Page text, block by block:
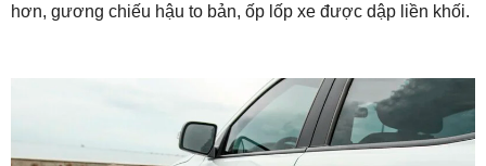
hơn, gương chiếu hậu to bản, ốp lốp xe được dập liền khối.